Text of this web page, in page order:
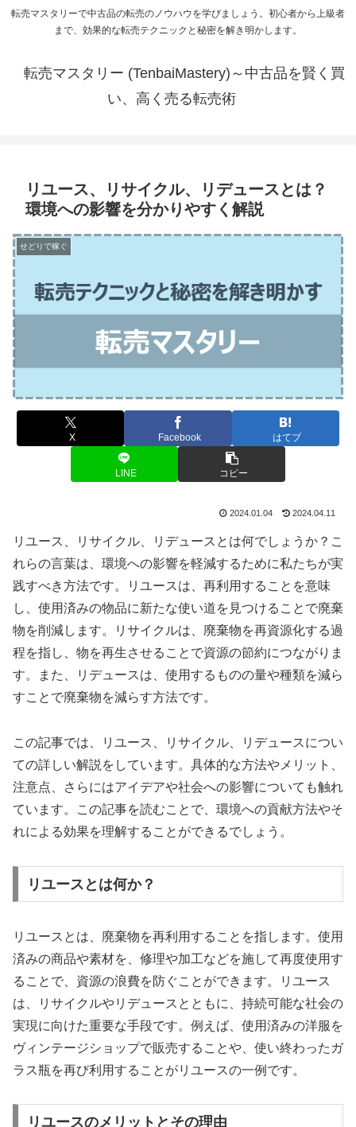
転売マスタリーで中古品の転売のノウハウを学びましょう。初心者から上級者
まで、効果的な転売テクニックと秘密を解き明かします。
転売マスタリー (TenbaiMastery)～中古品を賢く買
い、高く売る転売術
リユース、リサイクル、リデュースとは？
環境への影響を分かりやすく解説
せどりで稼ぐ
X Facebook はてブ
LINE コピー
2024.01.04 2024.04.11
リユース、リサイクル、リデュースとは何でしょうか？こ
れらの言葉は、環境への影響を軽減するために私たちが実
践すべき方法です。リユースは、再利用することを意味
し、使用済みの物品に新たな使い道を見つけることで廃棄
物を削減します。リサイクルは、廃棄物を再資源化する過
程を指し、物を再生させることで資源の節約につながりま
す。また、リデュースは、使用するものの量や種類を減ら
すことで廃棄物を減らす方法です。
この記事では、リユース、リサイクル、リデュースについ
ての詳しい解説をしています。具体的な方法やメリット、
注意点、さらにはアイデアや社会への影響についても触れ
ています。この記事を読むことで、環境への貢献方法やそ
れによる効果を理解することができるでしょう。
リユースとは何か？
リユースとは、廃棄物を再利用することを指します。使用
済みの商品や素材を、修理や加工などを施して再度使用す
ることで、資源の浪費を防ぐことができます。リユース
は、リサイクルやリデュースとともに、持続可能な社会の
実現に向けた重要な手段です。例えば、使用済みの洋服を
ヴィンテージショップで販売することや、使い終わったガ
ラス瓶を再び利用することがリユースの一例です。
リユースのメリットとその理由